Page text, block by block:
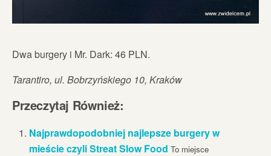
Dwa burgery i Mr. Dark: 46 PLN.
Tarantiro, ul. Bobrzyńskiego 10, Kraków
Przeczytaj Również:
Najprawdopodobniej najlepsze burgery w
mieście czyli Streat Slow Food To miejsce